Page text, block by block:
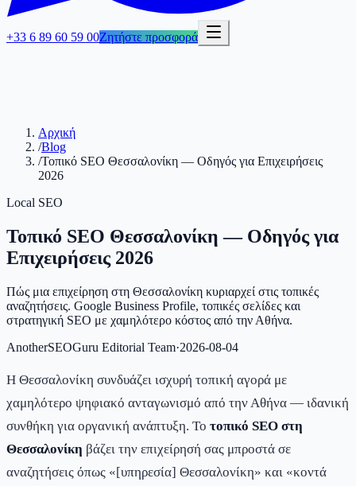
+33 6 89 60 59 00Ζητήστε προσφορά
Αρχική
/Blog
/Τοπικό SEO Θεσσαλονίκη — Οδηγός για Επιχειρήσεις
2026
Local SEO
Τοπικό SEO Θεσσαλονίκη — Οδηγός για
Επιχειρήσεις 2026
Πώς μια επιχείρηση στη Θεσσαλονίκη κυριαρχεί στις τοπικές
αναζητήσεις. Google Business Profile, τοπικές σελίδες και
στρατηγική SEO με χαμηλότερο κόστος από την Αθήνα.
AnotherSEOGuru Editorial Team·2026-08-04
Η Θεσσαλονίκη συνδυάζει ισχυρή τοπική αγορά με
χαμηλότερο ψηφιακό ανταγωνισμό από την Αθήνα — ιδανική
συνθήκη για οργανική ανάπτυξη. Το τοπικό SEO στη
Θεσσαλονίκη βάζει την επιχείρησή σας μπροστά σε
αναζητήσεις όπως «[υπηρεσία] Θεσσαλονίκη» και «κοντά